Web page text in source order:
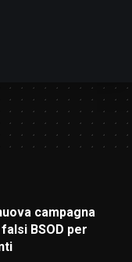
campagna
BSOD per